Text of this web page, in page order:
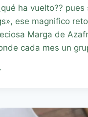
ha vuelto?? pues
ese magnifico
Marga de
cada mes un